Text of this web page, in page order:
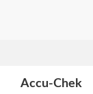
Accu-Chek